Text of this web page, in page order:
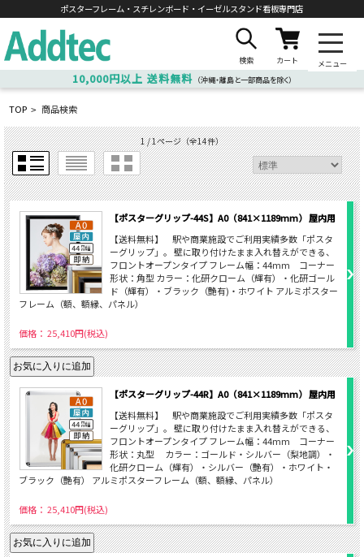
ポスターフレーム・スチレンボード・ イーゼルスタンド看板専門店
検索 カート メニュー
10,000円以上 送料無料 （沖縄・離島と一部商品を除く）
TOP > 商品検索
1 / 1ページ（全14件）
【ポスターグリップ-44S】A0（841×1189mm） 屋内用
【送料無料】 駅や商業施設でご利用実績多数「ポスタ
ーグリップ」。 壁に取り付けたまま入れ替えができる、
フロントオープンタイプ フレーム幅：44mm コーナー
形状：角型 カラー：化研クローム（輝有）・化研ゴール
ド（輝有）・ブラック（艶有)・ホワイト アルミポスター
フレーム（額、額縁、パネル）
価格： 25,410円(税込)
【ポスターグリップ-44R】A0（841×1189mm） 屋内用
【送料無料】 駅や商業施設でご利用実績多数「ポスタ
ーグリップ」。 壁に取り付けたまま入れ替えができる、
フロントオープンタイプ フレーム幅：44mm コーナー
形状：丸型 カラー：ゴールド・シルバー（梨地調）・
化研クローム（輝有）・シルバー（艶有）・ホワイト・
ブラック（艶有） アルミポスターフレーム（額、額縁、パネル）
価格： 25,410円(税込)